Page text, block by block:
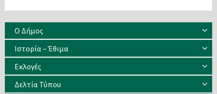
Ο Δήμος
Ιστορία – Έθιμα
Eκλογές
Δελτία Τύπου